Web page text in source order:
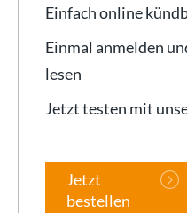
Einfach online
Einmal anmelden
lesen
Jetzt testen mit
Jetzt
bestellen